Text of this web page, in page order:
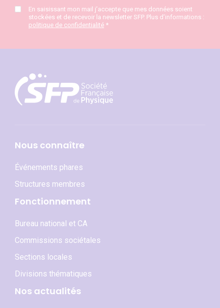
En saisissant mon mail j’accepte que mes données soient
stockées et de recevoir la newsletter SFP. Plus d’informations :
politique de confidentialité *
Nous connaître
Événements phares
Structures membres
Fonctionnement
Bureau national et CA
Commissions sociétales
Sections locales
Divisions thématiques
Nos actualités